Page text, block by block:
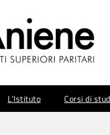
L’Istituto Corsi di